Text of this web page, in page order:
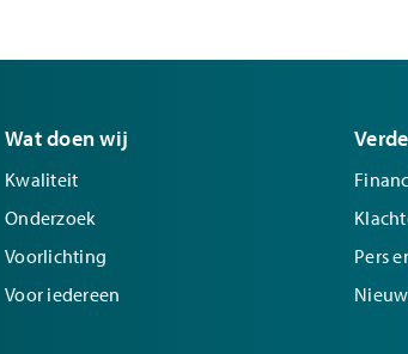
Wat doen wij
Kwaliteit
Onderzoek
Voorlichting
Voor iedereen
Pers